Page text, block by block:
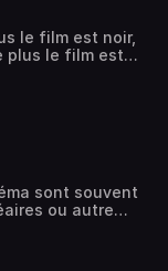
le film est noir,
plus le film est
le cas dans
inventifs et
sont souvent
ou autre
types de
satellites